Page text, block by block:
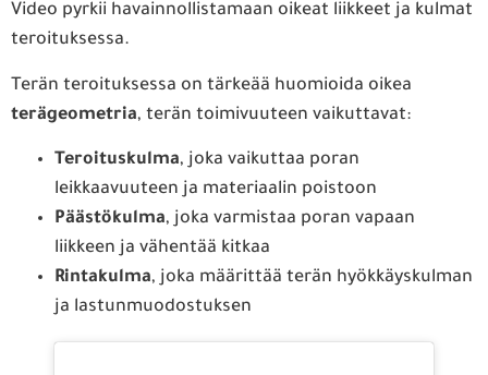
Video pyrkii havainnollistamaan oikeat liikkeet ja kulmat
teroituksessa.
Terän teroituksessa on tärkeää huomioida oikea
terägeometria, terän toimivuuteen vaikuttavat:
Teroituskulma, joka vaikuttaa poran
leikkaavuuteen ja materiaalin poistoon
Päästökulma, joka varmistaa poran vapaan
liikkeen ja vähentää kitkaa
Rintakulma, joka määrittää terän hyökkäyskulman
ja lastunmuodostuksen